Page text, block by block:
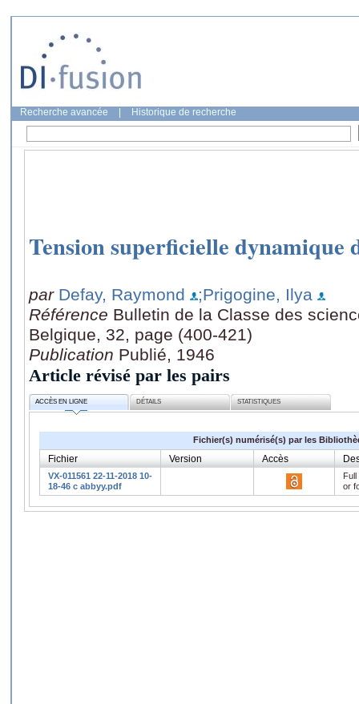
Recherche avancée Historique de recherche
Tension superficielle dynamique
par Defay, Raymond
;Prigogine, Ilya
Référence Bulletin de la Classe des
Belgique, 32, page (400-421)
Publication Publié, 1946
Article révisé par les pairs
ACCÈS EN LIGNE DÉTAILS STATISTIQUES
Fichier(s) numérisé(s) par les
Fichier Version Accès
VX-011561 22-11-2018 10-
18-46 c abbyy.pdf
or